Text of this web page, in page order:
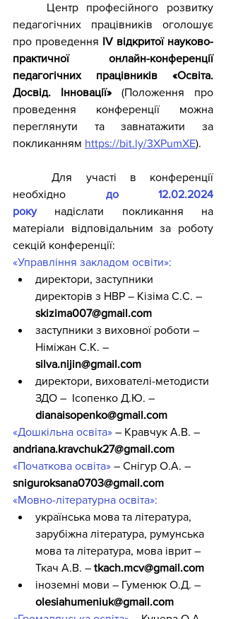
Центр професійного розвитку
педагогічних працівників оголошує
про проведення ІV відкритої науково-
практичної онлайн-конференції
педагогічних працівників «Освіта.
Досвід. Інновації» (Положення про
проведення конференції можна
переглянути та завнатажити за
покликанням https://bit.ly/3XPumXE).
Для участі в конференції
необхідно до 12.02.2024
року
надіслати покликання на
матеріали відповідальним за роботу
секцій конференції:
«Управління закладом освіти»:
директори, заступники
директорів з НВР – Кізіма С.С. –
skizima007@gmail.com
заступники з виховної роботи –
Німіжан С.К. –
silva.nijin@gmail.com
директори, вихователі-методисти
ЗДО –  Ісопенко Д.Ю. –
dianaisopenko@gmail.com
«Дошкільна освіта» – Кравчук А.В. –
andriana.kravchuk27@gmail.com
«Початкова освіта» – Снігур О.А. –
sniguroksana0703@gmail.com
«Мовно-літературна освіта»:
українська мова та література,
зарубіжна література, румунська
мова та література, мова іврит –
Ткач А.В. – tkach.mcv@gmail.com
іноземні мови – Гуменюк О.Д. –
olesiahumeniuk@gmail.com